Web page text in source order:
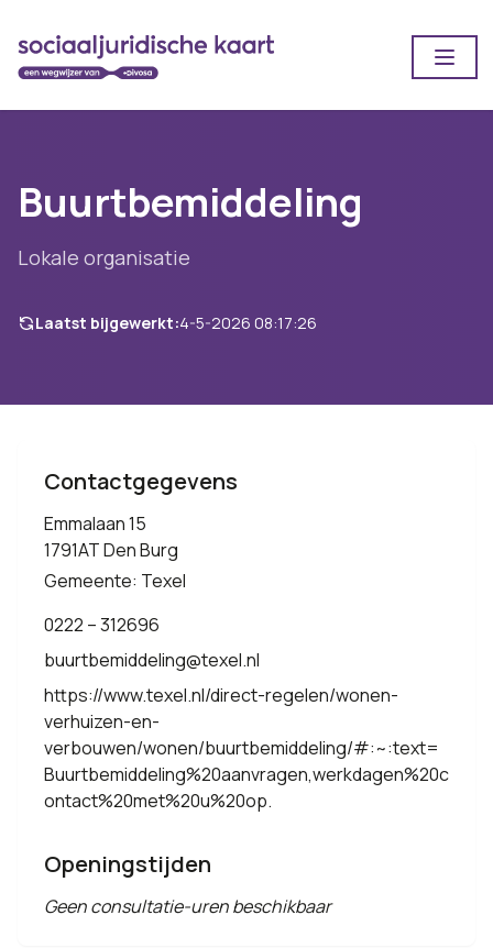
Buurtbemiddeling
Lokale organisatie
Laatst bijgewerkt:4-5-2026 08:17:26
Contactgegevens
Emmalaan 15
1791AT Den Burg
Gemeente: Texel
0222 – 312696
buurtbemiddeling@texel.nl
https://www.texel.nl/direct-regelen/wonen-
verhuizen-en-
verbouwen/wonen/buurtbemiddeling/#:~:text=
Buurtbemiddeling%20aanvragen,werkdagen%20c
ontact%20met%20u%20op.
Openingstijden
Geen consultatie-uren beschikbaar